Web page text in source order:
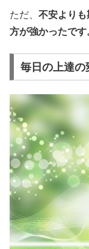
ただ、 不安より
方が強かったです
毎日の上達の